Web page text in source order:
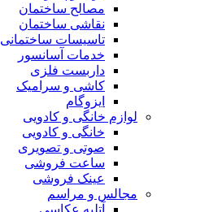
مصالح ساختمان
نقاشی ساختمان
تاسیسات ساختمانی
خدمات آسانسور
داربست فلزی
کاشی و سرامیک
ایزوگام
لوازم خانگی و کادویی
خانگی و کادویی
صوتی و تصویری
ساعت فروشی
عینک فروشی
مجالس و مراسم
آتلیه عکاسی